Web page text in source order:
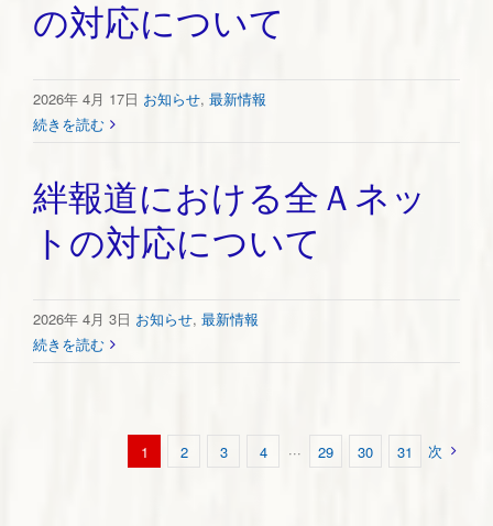
の対応について
2026年 4月 17日 お知らせ, 最新情報
続きを読む
絆報道における全Ａネッ
トの対応について
2026年 4月 3日 お知らせ, 最新情報
続きを読む
1 2 3 4 ··· 29 30 31 次